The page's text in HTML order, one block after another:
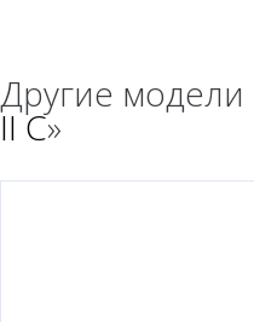
Другие модели
II C»